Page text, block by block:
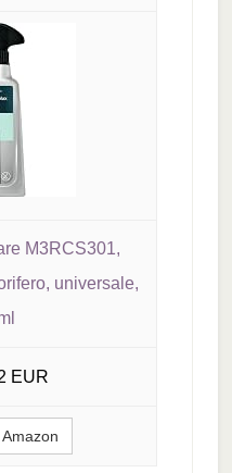
M3RCS301,
universale,
EUR